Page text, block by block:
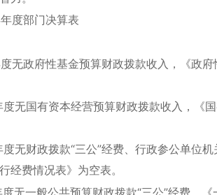
度部门决算表
无政府性基金预算财政拨款收入，《政
无国有资本经营预算财政拨款收入，《
无财政拨款“三公”经费、行政参公单位
经费情况表》为空表。
无一般公共预算财政拨款“三公”经费，